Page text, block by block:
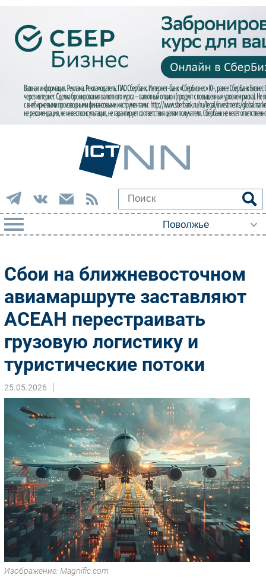
Импорто­замещение
Автоматизация Промышленности
Интернет
Мобильная связь
Фиксированная связь
Интеграция
Рынок ПК
Маркетинг
Торговые сети
Оборудование
ПО
Outsourcing
Кадры
Регулирование
Финансы
Web
Безопасность
Инновации
Сбои на ближневосточном
авиамаршруте заставляют
АСЕАН перестраивать
грузовую логистику и
туристические потоки
25.05.2026
Изображение: Magnific.com